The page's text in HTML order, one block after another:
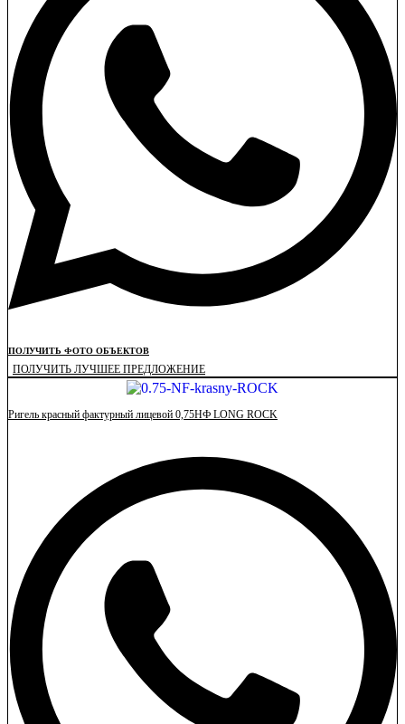
ПОЛУЧИТЬ ФОТО ОБЪЕКТОВ
ПОЛУЧИТЬ ЛУЧШЕЕ ПРЕДЛОЖЕНИЕ
Ригель красный фактурный лицевой 0,75НФ LONG ROCK